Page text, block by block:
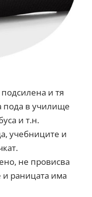
и тя
пода в училище
и т.н.
учебниците и
не провисва
и раницата има